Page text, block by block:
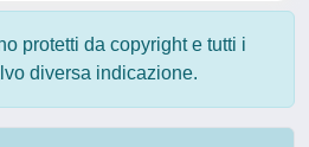
protetti da copyright e tutti i
diversa indicazione.